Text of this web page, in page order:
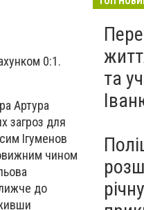
0:1.
Артура
загроз для
Ігуменов
чином
до
та